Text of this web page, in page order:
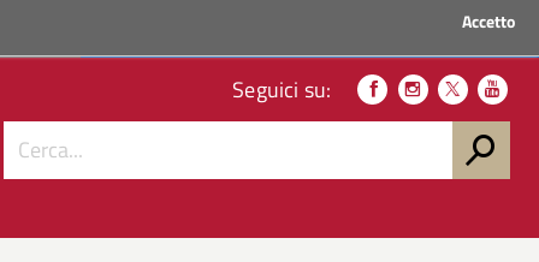
Accetto
Seguici su: